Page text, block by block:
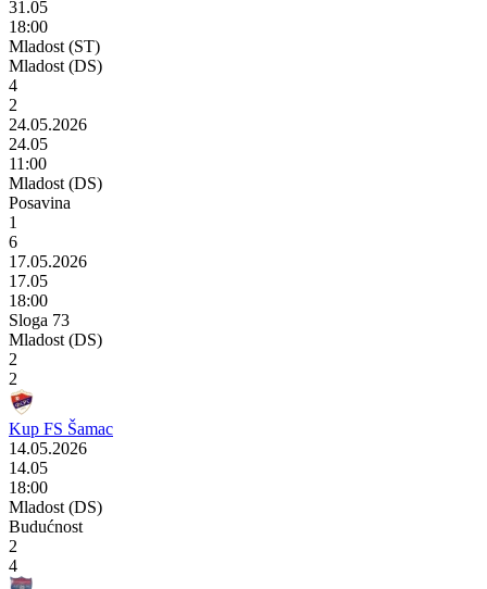
31.05
18:00
Mladost (ST)
Mladost (DS)
4
2
24.05.2026
24.05
11:00
Mladost (DS)
Posavina
1
6
17.05.2026
17.05
18:00
Sloga 73
Mladost (DS)
2
2
Kup FS Šamac
14.05.2026
14.05
18:00
Mladost (DS)
Budućnost
2
4